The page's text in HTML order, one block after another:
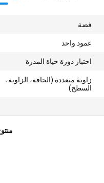
فضة
عمود واحد
اختبار دورة حياة المذرة
زاوية متعددة (الحافة، الزاوية،
السطح)